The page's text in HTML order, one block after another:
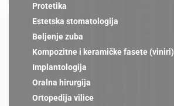
Protetika
Estetska stomatologija
Beljenje zuba
Kompozitne i keramičke fasete (viniri)
Implantologija
Oralna hirurgija
Ortopedija vilice